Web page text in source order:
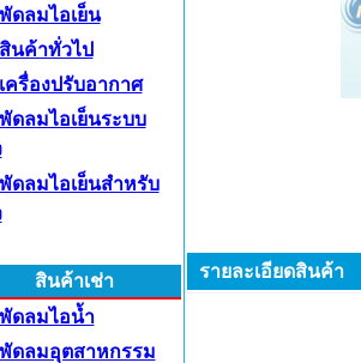
พัดลมไอเย็น
สินค้าทั่วไป
เครื่องปรับอากาศ
พัดลมไอเย็นระบบ
พัดลมไอเย็นสำหรับ
สินค้าเช่า
พัดลมไอน้ำ
พัดลมอุตสาหกรรม
รายละเอียดสินค้า